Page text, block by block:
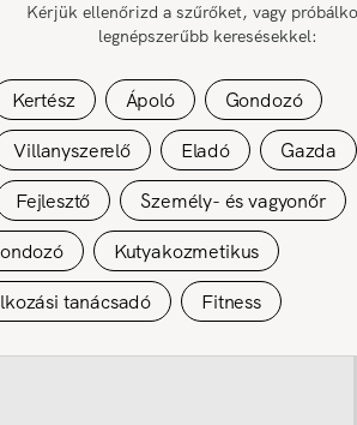
Kérjük ellenőrizd a szűrőket, vagy
legnépszerűbb keresésekkel:
Kertész Ápoló
Gondozó
Villanyszerelő Eladó
Gazda
Fejlesztő
Személy- és vagyonőr
Kutyakozmetikus
tanácsadó
Fitness